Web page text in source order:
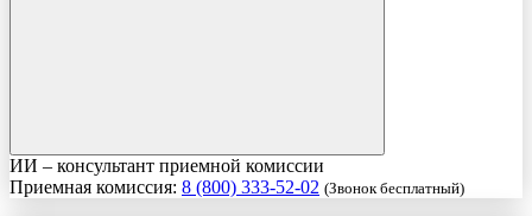
ИИ – консультант приемной комиссии
Приемная комиссия: 8 (800) 333-52-02 (Звонок бесплатный)